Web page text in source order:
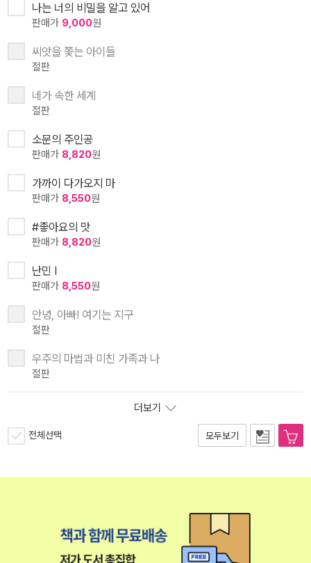
나는 너의 비밀을 알고 있어
판매가 9,000원
씨앗을 쫓는 아이들
절판
네가 속한 세계
절판
소문의 주인공
판매가 8,820원
가까이 다가오지 마
판매가 8,550원
#좋아요의 맛
판매가 8,820원
난민 I
판매가 8,550원
안녕, 아빠! 여기는 지구
절판
우주의 마법과 미친 가족과 나
절판
더보기
전체선택 모두보기